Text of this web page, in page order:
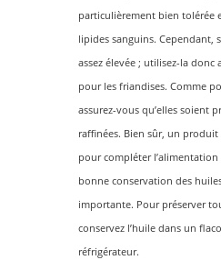
particulièrement bien tolérée
lipides sanguins. Cependant,
assez élevée ; utilisez-la donc
pour les friandises. Comme
assurez-vous qu’elles soient
raffinées. Bien sûr, un
pour compléter
bonne conservation des
importante. Pour préserver
conservez l’huile dans un
réfrigérateur.